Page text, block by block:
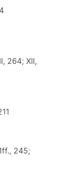
264; XII,
245;